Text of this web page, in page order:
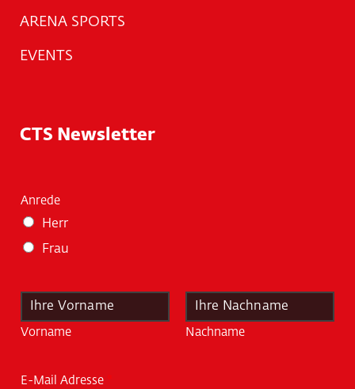
ARENA SPORTS
EVENTS
CTS Newsletter
Anrede
Herr
Frau
m
Vorname Nachname
E-Mail Adresse